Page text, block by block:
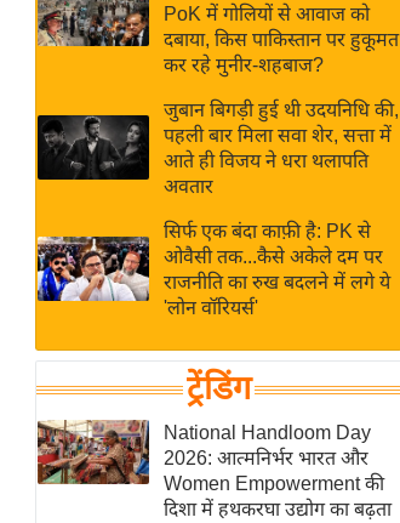
Hindi
Hindi
Videos
बजट
IPL
2026
ई-पेपर
मिसाल बेमिसाल
शख्सियत
यंग इंडिया
साहित्य जगत
ऑटो वर्ल्ड
न्यूज ब्रीफ
मनोरंजन जगत
PoK में गोलियों से आवाज को
दबाया, किस पाकिस्तान पर हुकूमत
कर रहे मुनीर-शहबाज?
जुबान बिगड़ी हुई थी उदयनिधि की,
पहली बार मिला सवा शेर, सत्ता में
आते ही विजय ने धरा थलापति
अवतार
सिर्फ एक बंदा काफ़ी है: PK से
ओवैसी तक...कैसे अकेले दम पर
राजनीति का रुख बदलने में लगे ये
'लोन वॉरियर्स'
ट्रेंडिंग
National Handloom Day
2026: आत्मनिर्भर भारत और
Women Empowerment की
दिशा में हथकरघा उद्योग का बढ़ता